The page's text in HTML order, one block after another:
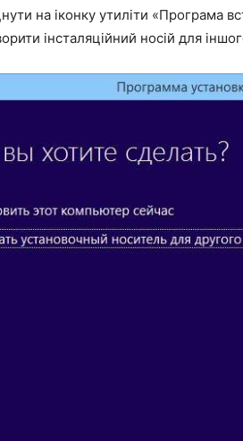
на іконку утиліти «Програма
інсталяційний носій для